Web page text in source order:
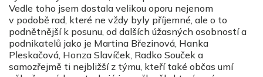
Vedle toho jsem dostala velikou oporu nejenom
v podobě rad, které ne vždy byly příjemné, ale o to
podnětnější k posunu, od dalších úžasných osobností a
podnikatelů jako je Martina Březinová, Hanka
Pleskačová, Honza Slavíček, Radko Souček a
samozřejmě ti nejbližší z týmu, kteří také občas umí